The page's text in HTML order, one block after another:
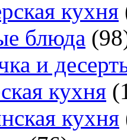
кухня
блюда
и
кухня
кухня